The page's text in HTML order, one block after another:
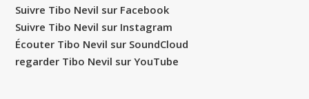
Suivre Tibo Nevil sur Facebook
Suivre Tibo Nevil sur Instagram
Écouter Tibo Nevil sur SoundCloud
regarder Tibo Nevil sur YouTube